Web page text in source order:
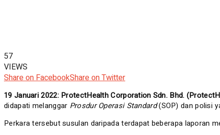
57
VIEWS
Share on FacebookShare on Twitter
19 Januari 2022: ProtectHealth Corporation Sdn. Bhd.
didapati melanggar Prosdur Operasi Standard(SOP) dan polisi
Perkara tersebut susulan daripada terdapat beberapa laporan